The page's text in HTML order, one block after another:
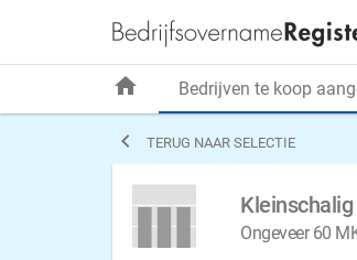
 TERUG NAAR SELECTIE
Ongeveer 60
home Bedrijven te koop